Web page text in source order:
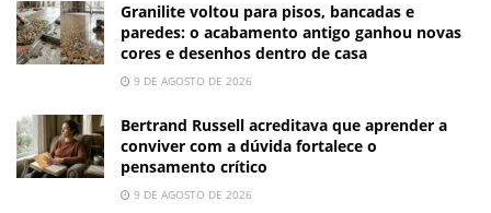
Granilite voltou para pisos, bancadas e
paredes: o acabamento antigo ganhou novas
cores e desenhos dentro de casa
9 DE AGOSTO DE 2026
Bertrand Russell acreditava que aprender a
conviver com a dúvida fortalece o
pensamento crítico
9 DE AGOSTO DE 2026